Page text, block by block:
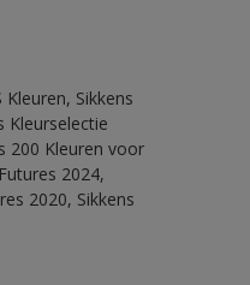
Sikkens
Kleurselectie
200 Kleuren voor
2024,
2020, Sikkens